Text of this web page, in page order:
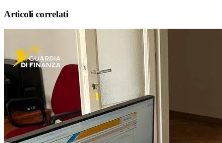
Articoli correlati